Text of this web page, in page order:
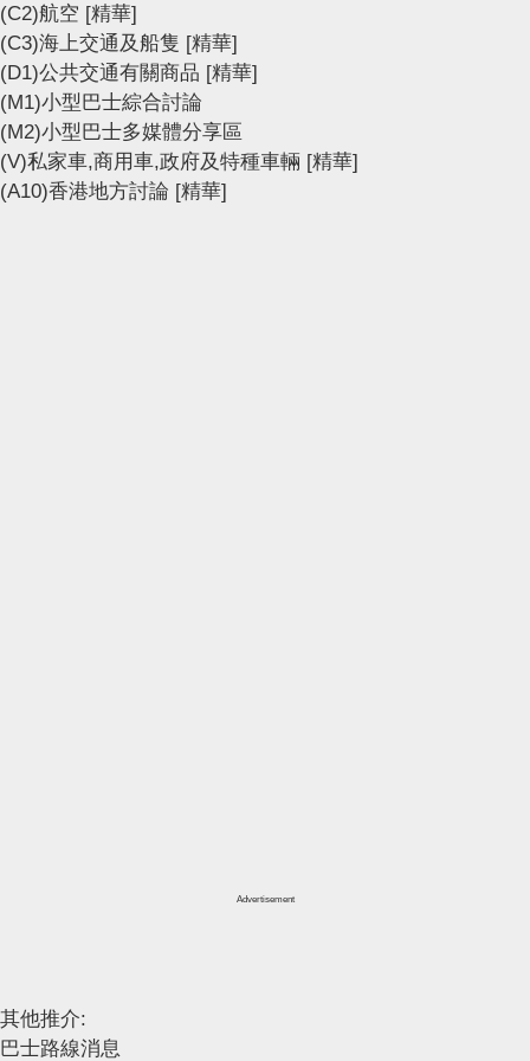
(C2)航空 [精華]
(C3)海上交通及船隻 [精華]
(D1)公共交通有關商品 [精華]
(M1)小型巴士綜合討論
(M2)小型巴士多媒體分享區
(V)私家車,商用車,政府及特種車輛 [精華]
(A10)香港地方討論 [精華]
Advertisement
其他推介:
巴士路線消息